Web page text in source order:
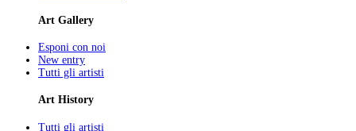
Art Gallery
Esponi con noi
New entry
Tutti gli artisti
Art History
Tutti gli artisti